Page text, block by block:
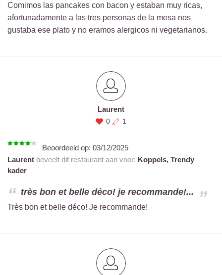
Comimos las pancakes con bacon y estaban muy ricas,
afortunadamente a las tres personas de la mesa nos
gustaba ese plato y no eramos alergicos ni vegetarianos.
Laurent
0 1
Beoordeeld op: 03/12/2025
Laurent beveelt dit restaurant aan voor: Koppels, Trendy
kader
très bon et belle déco! je recommande!...
Très bon et belle déco! Je recommande!